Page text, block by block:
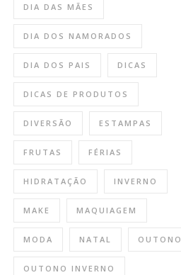
DIA DAS MÃES
DIA DOS NAMORADOS
DIA DOS PAIS DICAS
DICAS DE PRODUTOS
DIVERSÃO ESTAMPAS
FRUTAS FÉRIAS
HIDRATAÇÃO INVERNO
MAKE MAQUIAGEM
MODA NATAL OUTONO
OUTONO INVERNO